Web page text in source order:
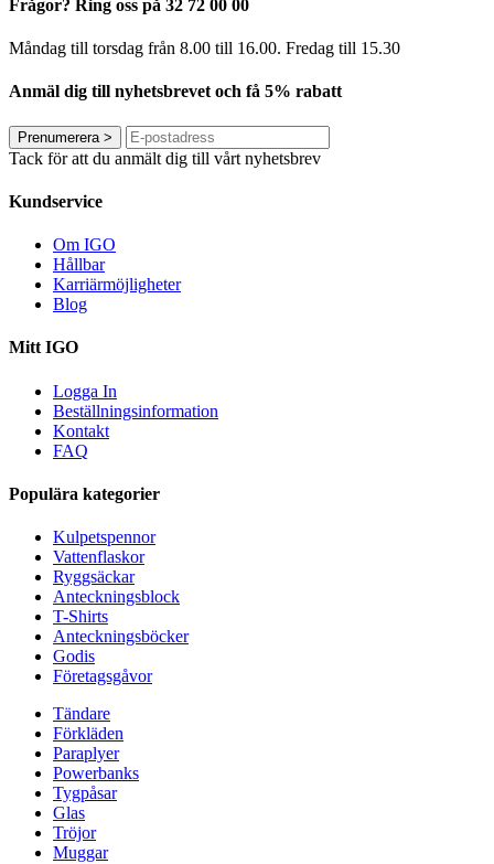
Frågor? Ring oss på 32 72 00 00
Måndag till torsdag från 8.00 till 16.00. Fredag ​​till 15.30
Anmäl dig till nyhetsbrevet och få 5% rabatt
Prenumerera >
Tack för att du anmält dig till vårt nyhetsbrev
Kundservice
Om IGO
Hållbar
Karriärmöjligheter
Blog
Mitt IGO
Logga In
Beställningsinformation
Kontakt
FAQ
Populära kategorier
Kulpetspennor
Vattenflaskor
Ryggsäckar
Anteckningsblock
T-Shirts
Anteckningsböcker
Godis
Företagsgåvor
Tändare
Förkläden
Paraplyer
Powerbanks
Tygpåsar
Glas
Tröjor
Muggar